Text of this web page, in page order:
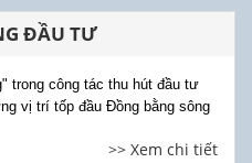
ĐẦU TƯ
trong công tác thu hút đầu tư
vị trí tốp đầu Đồng bằng sông
>> Xem chi tiết